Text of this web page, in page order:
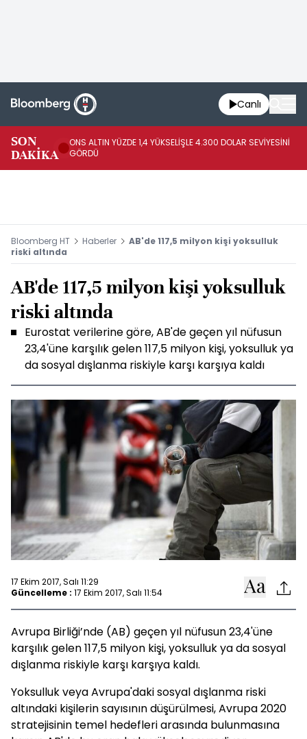
Canlı
SON
DAKİKA
ONS ALTIN YÜZDE 1,4 YÜKSELİŞLE 4.300 DOLAR SEVİYESİNİ
GÖRDÜ
Bloomberg HT Haberler
AB'de 117,5 milyon kişi yoksulluk
riski altında
AB'de 117,5 milyon kişi yoksulluk
riski altında
Eurostat verilerine göre, AB'de geçen yıl nüfusun
23,4'üne karşılık gelen 117,5 milyon kişi, yoksulluk ya
da sosyal dışlanma riskiyle karşı karşıya kaldı
17 Ekim 2017, Salı 11:29
Güncelleme : 17 Ekim 2017, Salı 11:54
Avrupa Birliği’nde (AB) geçen yıl nüfusun 23,4'üne
karşılık gelen 117,5 milyon kişi, yoksulluk ya da sosyal
dışlanma riskiyle karşı karşıya kaldı.
Yoksulluk veya Avrupa'daki sosyal dışlanma riski
altındaki kişilerin sayısının düşürülmesi, Avrupa 2020
stratejisinin temel hedefleri arasında bulunmasına